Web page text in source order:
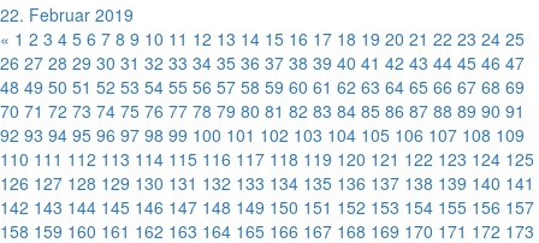
22. Februar 2019
« 1 2 3 4 5 6 7 8 9 10 11 12 13 14 15 16 17 18 19 20 21 22 23 24 25
26 27 28 29 30 31 32 33 34 35 36 37 38 39 40 41 42 43 44 45 46 47
48 49 50 51 52 53 54 55 56 57 58 59 60 61 62 63 64 65 66 67 68 69
70 71 72 73 74 75 76 77 78 79 80 81 82 83 84 85 86 87 88 89 90 91
92 93 94 95 96 97 98 99 100 101 102 103 104 105 106 107 108 109
110 111 112 113 114 115 116 117 118 119 120 121 122 123 124 125
126 127 128 129 130 131 132 133 134 135 136 137 138 139 140 141
142 143 144 145 146 147 148 149 150 151 152 153 154 155 156 157
158 159 160 161 162 163 164 165 166 167 168 169 170 171 172 173